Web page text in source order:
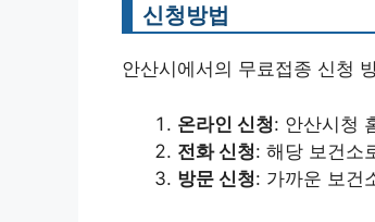
신청방법
안산시에서의 무료접종 신청
온라인 신청: 안산시청
전화 신청: 해당 보건소
방문 신청: 가까운 보건